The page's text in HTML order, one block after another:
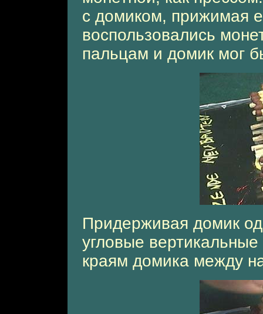
с домиком, прижимая
воспользовались
пальцам и домик мог
Придерживая домик
угловые вертикальные
краям домика между